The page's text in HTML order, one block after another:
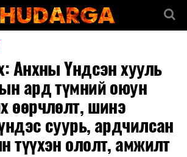
Анхны Үндсэн хууль
ард түмний оюун
өөрчлөлт, шинэ
суурь, ардчилсан
түүхэн ололт, амжилт